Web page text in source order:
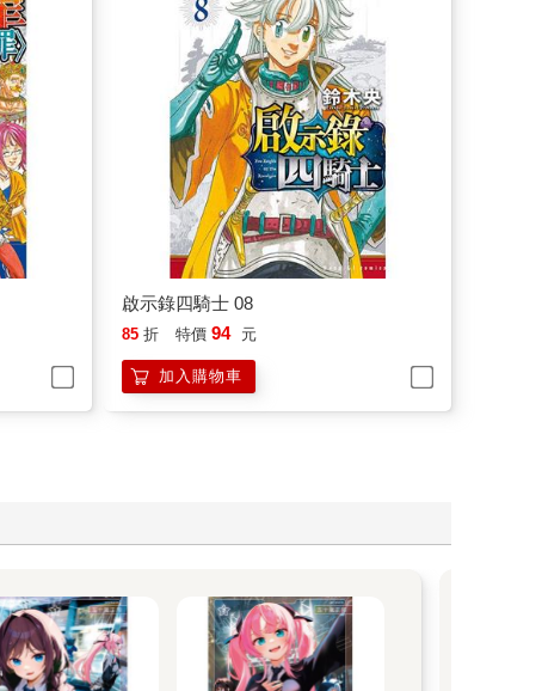
啟示錄四騎士 08
85 折 特價 94 元
加入購物車